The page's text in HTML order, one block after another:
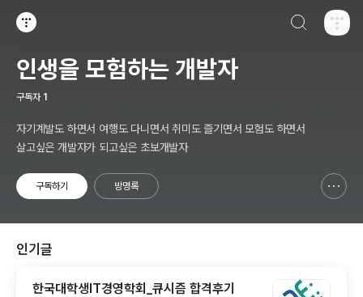
인생을 모험하는 개발자
구독자 1
자기계발도 하면서 여행도 다니면서 취미도 즐기면서 모험도 하면서
살고싶은 개발자가 되고싶은 초보개발자
구독하기 방명록
인기글
한국대학생IT경영학회_큐시즘 합격후기